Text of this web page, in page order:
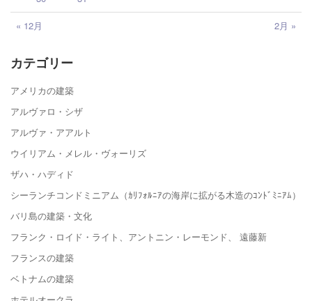
« 12月 2月 »
カテゴリー
アメリカの建築
アルヴァロ・シザ
アルヴァ・アアルト
ウイリアム・メレル・ヴォーリズ
ザハ・ハディド
シーランチコンドミニアム（ｶﾘﾌｫﾙﾆｱの海岸に拡がる木造のｺﾝﾄﾞﾐﾆｱﾑ）
バリ島の建築・文化
フランク・ロイド・ライト、アントニン・レーモンド、 遠藤新
フランスの建築
ベトナムの建築